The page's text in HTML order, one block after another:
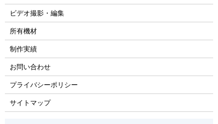
ビデオ撮影・編集
所有機材
制作実績
お問い合わせ
プライバシーポリシー
サイトマップ